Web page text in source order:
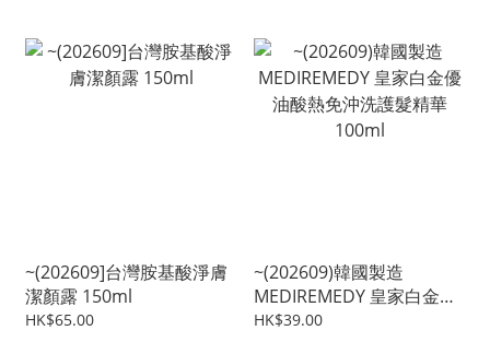
~(202609]台灣胺基酸淨膚
潔顏露 150ml
HK$65.00
~(202609)韓國製造
MEDIREMEDY 皇家白金優
油酸熱免沖洗護髮精華
HK$39.00